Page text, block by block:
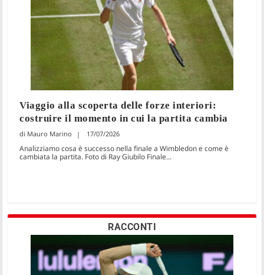
Viaggio alla scoperta delle forze interiori:
costruire il momento in cui la partita cambia
Mauro Marino 17/07/2026
Analizziamo cosa è successo nella finale a Wimbledon e come è
cambiata la partita. Foto di Ray Giubilo Finale...
RACCONTI